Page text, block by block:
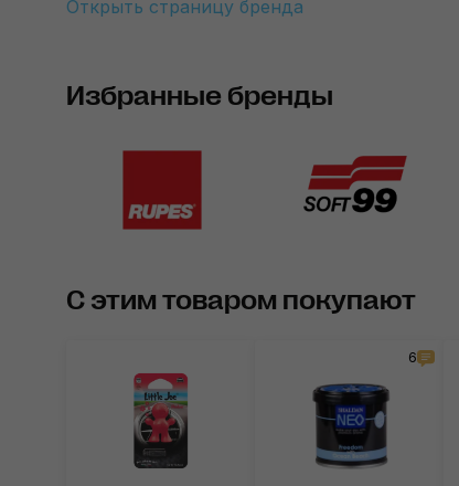
Открыть страницу бренда
Избранные бренды
С этим товаром покупают
6